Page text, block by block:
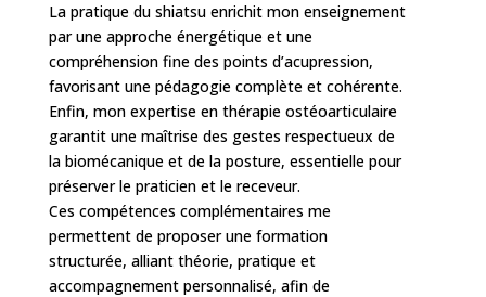
La pratique du shiatsu enrichit mon enseignement
par une approche énergétique et une
compréhension fine des points d’acupression,
favorisant une pédagogie complète et cohérente.
Enfin, mon expertise en thérapie ostéoarticulaire
garantit une maîtrise des gestes respectueux de
la biomécanique et de la posture, essentielle pour
préserver le praticien et le receveur.
Ces compétences complémentaires me
permettent de proposer une formation
structurée, alliant théorie, pratique et
accompagnement personnalisé, afin de